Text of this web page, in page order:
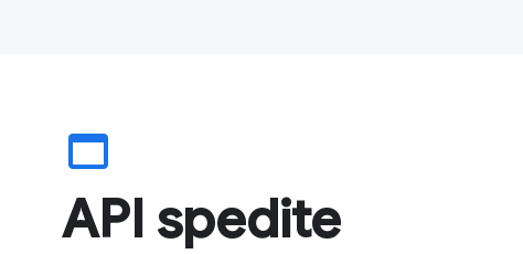
web_asset
API spedite